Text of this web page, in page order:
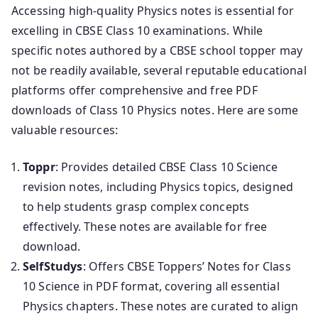
Accessing high-quality Physics notes is essential for
excelling in CBSE Class 10 examinations. While
specific notes authored by a CBSE school topper may
not be readily available, several reputable educational
platforms offer comprehensive and free PDF
downloads of Class 10 Physics notes. Here are some
valuable resources:
Toppr: Provides detailed CBSE Class 10 Science
revision notes, including Physics topics, designed
to help students grasp complex concepts
effectively. These notes are available for free
download.
SelfStudys: Offers CBSE Toppers’ Notes for Class
10 Science in PDF format, covering all essential
Physics chapters. These notes are curated to align